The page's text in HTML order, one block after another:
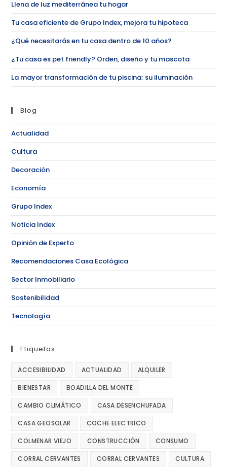
Llena de luz mediterránea tu hogar
Tu casa eficiente de Grupo Index, mejora tu hipoteca
¿Qué necesitarás en tu casa dentro de 10 años?
¿Tu casa es pet friendly? Orden, diseño y tu mascota
La mayor transformación de tu piscina; su iluminación
Blog
Actualidad
Cultura
Decoración
Economía
Grupo Index
Noticia Index
Opinión de Experto
Recomendaciones Casa Ecológica
Sector Inmobiliario
Sostenibilidad
Tecnología
Etiquetas
ACCESIBILIDAD ACTUALIDAD ALQUILER
BIENESTAR BOADILLA DEL MONTE
CAMBIO CLIMÁTICO CASA DESENCHUFADA
CASA GEOSOLAR COCHE ELECTRICO
COLMENAR VIEJO CONSTRUCCIÓN CONSUMO
CORRAL CERVANTES CORRAL CERVANTES CULTURA